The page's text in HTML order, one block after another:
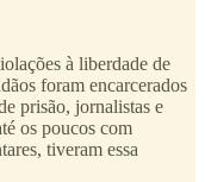
à liberdade de
foram encarcerados
prisão, jornalistas e
os poucos com
tiveram essa